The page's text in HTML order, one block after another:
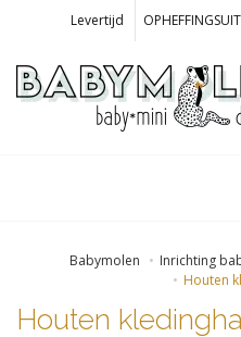
Levertijd
Babymolen Inrichting
Houten
Houten